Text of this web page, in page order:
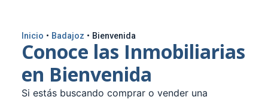
Inicio • Badajoz • Bienvenida
Conoce las Inmobiliarias
en Bienvenida
Si estás buscando comprar o vender una